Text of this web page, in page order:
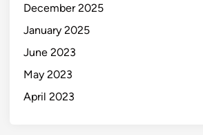
December 2025
January 2025
June 2023
May 2023
April 2023